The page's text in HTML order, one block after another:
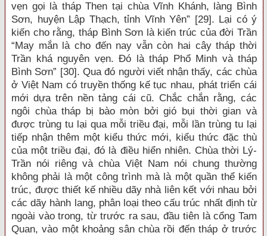
vẹn gọi là tháp Then tại chùa Vĩnh Khánh, làng Bình
Sơn, huyện Lập Thạch, tỉnh Vĩnh Yên” [29]. Lại có ý
kiến cho rằng, tháp Bình Sơn là kiến trúc của đời Trần
“May mắn là cho đến nay vẫn còn hai cây tháp thời
Trần khá nguyên vẹn. Đó là tháp Phổ Minh và tháp
Bình Sơn” [30]. Qua đó người viết nhận thấy, các chùa
ở Việt Nam có truyền thống kế tục nhau, phát triển cái
mới dựa trên nền tảng cái cũ. Chắc chắn rằng, các
ngôi chùa tháp bị bào mòn bởi gió bụi thời gian và
được trùng tu lại qua mỗi triều đại, mỗi lần trùng tu lại
tiếp nhận thêm một kiểu thức mới, kiểu thức đặc thù
của một triều đại, đó là điều hiển nhiên. Chùa thời Lý-
Trần nói riêng và chùa Việt Nam nói chung thường
không phải là một công trình mà là một quần thể kiến
trúc, được thiết kế nhiều dãy nhà liên kết với nhau bởi
các dãy hành lang, phân loại theo cấu trúc nhất định từ
ngoài vào trong, từ trước ra sau, đầu tiên là cổng Tam
Quan, vào một khoảng sân chùa rồi đến tháp ở trước